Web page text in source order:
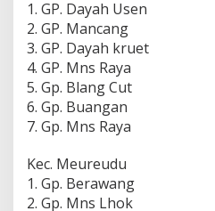
1. GP. Dayah Usen
2. GP. Mancang
3. GP. Dayah kruet
4. GP. Mns Raya
5. Gp. Blang Cut
6. Gp. Buangan
7. Gp. Mns Raya
Kec. Meureudu
1. Gp. Berawang
2. Gp. Mns Lhok